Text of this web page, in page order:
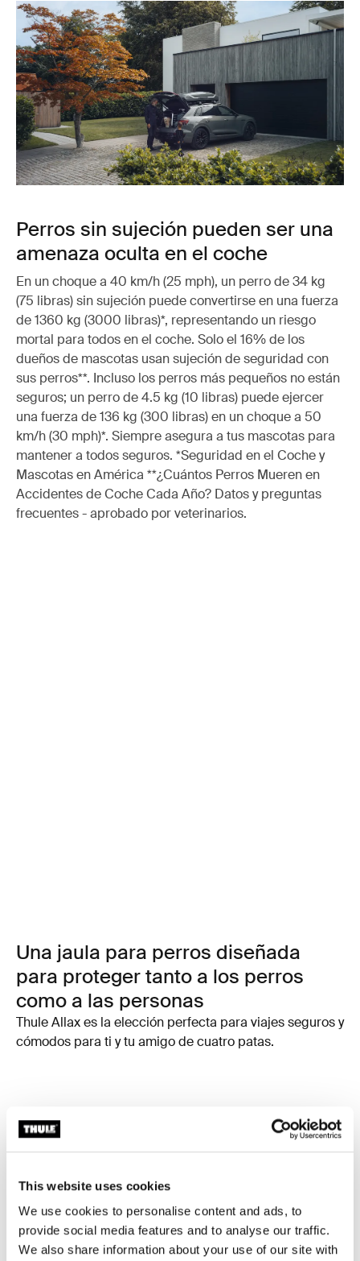
This website uses cookies
We use cookies to personalise content and ads, to
provide social media features and to analyse our traffic.
We also share information about your use of our site with
Perros sin sujeción pueden ser una
amenaza oculta en el coche
En un choque a 40 km/h (25 mph), un perro de 34 kg
(75 libras) sin sujeción puede convertirse en una fuerza
de 1360 kg (3000 libras)*, representando un riesgo
mortal para todos en el coche. Solo el 16% de los
dueños de mascotas usan sujeción de seguridad con
sus perros**. Incluso los perros más pequeños no están
seguros; un perro de 4.5 kg (10 libras) puede ejercer
una fuerza de 136 kg (300 libras) en un choque a 50
km/h (30 mph)*. Siempre asegura a tus mascotas para
mantener a todos seguros. *Seguridad en el Coche y
Mascotas en América **¿Cuántos Perros Mueren en
Accidentes de Coche Cada Año? Datos y preguntas
frecuentes - aprobado por veterinarios.
Una jaula para perros diseñada
para proteger tanto a los perros
como a las personas
Thule Allax es la elección perfecta para viajes seguros y
cómodos para ti y tu amigo de cuatro patas.